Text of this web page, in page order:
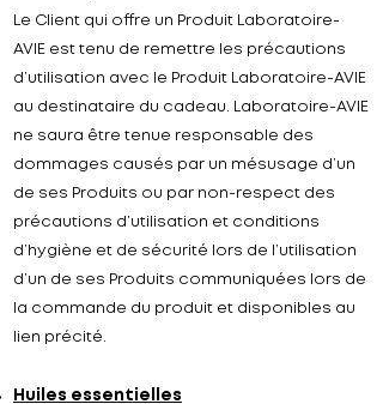
Le Client qui offre un Produit Laboratoire-
AVIE est tenu de remettre les précautions
d’utilisation avec le Produit Laboratoire-AVIE
au destinataire du cadeau. Laboratoire-AVIE
ne saura être tenue responsable des
dommages causés par un mésusage d’un
de ses Produits ou par non-respect des
précautions d’utilisation et conditions
d’hygiène et de sécurité lors de l’utilisation
d’un de ses Produits communiquées lors de
la commande du produit et disponibles au
lien précité.
Huiles essentielles